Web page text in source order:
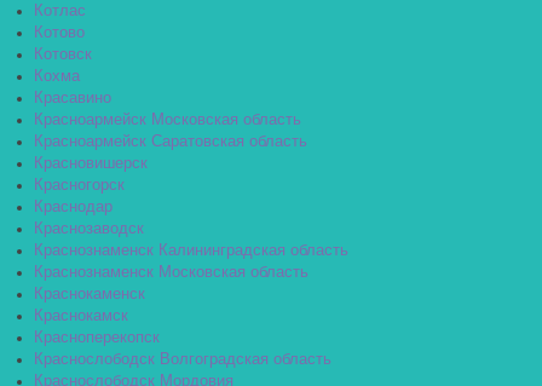
Котлас
Котово
Котовск
Кохма
Красавино
Красноармейск Московская область
Красноармейск Саратовская область
Красновишерск
Красногорск
Краснодар
Краснозаводск
Краснознаменск Калининградская область
Краснознаменск Московская область
Краснокаменск
Краснокамск
Красноперекопск
Краснослободск Волгоградская область
Краснослободск Мордовия